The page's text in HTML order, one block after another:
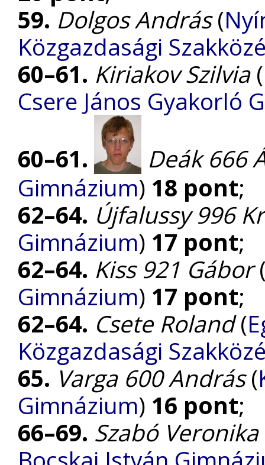
59. Dolgos András(
Közgazdasági
60–61. Kiriakov Szilvia(
Csere János Gyakorló
60–61.
Deák 666
Gimnázium) 18 pont;
62–64. Újfalussy 996
Gimnázium) 17 pont;
62–64. Kiss 921 Gábor
Gimnázium) 17 pont;
62–64. Csete Roland(
Közgazdasági
65. Varga 600 András(
Gimnázium) 16 pont;
66–69. Szabó